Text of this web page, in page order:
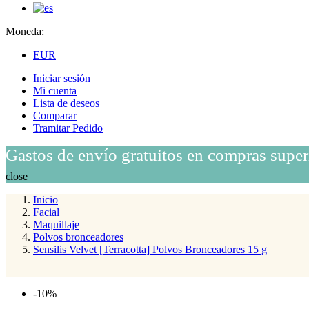
Moneda:
EUR
Iniciar sesión
Mi cuenta
Lista de deseos
Comparar
Tramitar Pedido
Gastos de envío gratuitos en compras
close
Inicio
Facial
Maquillaje
Polvos bronceadores
Sensilis Velvet [Terracotta] Polvos Bronceadores 15 g
-10%